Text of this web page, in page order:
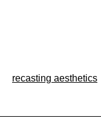
recasting aesthetics